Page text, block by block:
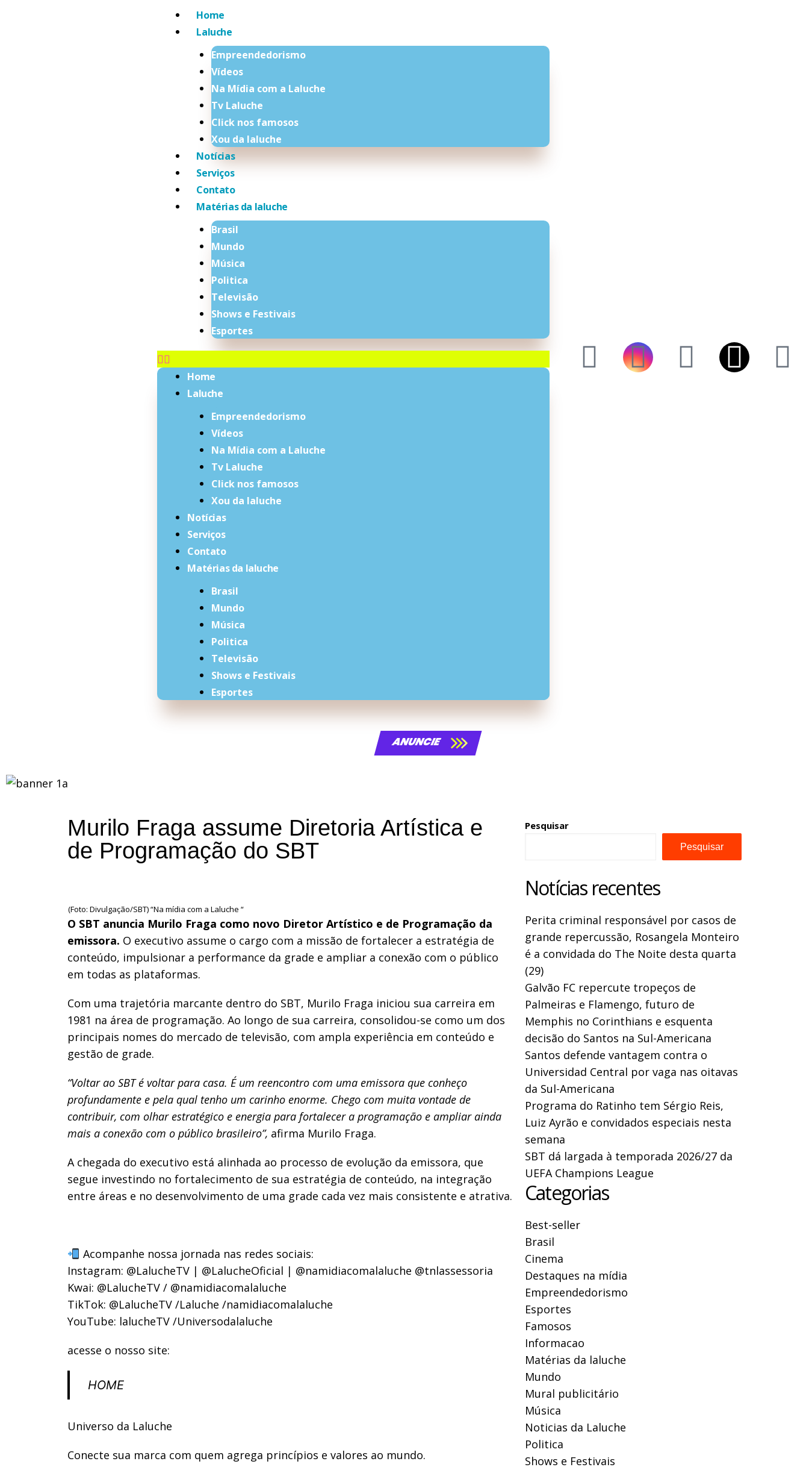
Home
Laluche
Empreendedorismo
Vídeos
Na Mídia com a Laluche
Tv Laluche
Click nos famosos
Xou da laluche
Notícias
Serviços
Contato
Matérias da laluche
Brasil
Mundo
Música
Politica
Televisão
Shows e Festivais
Esportes
Home
Laluche
Empreendedorismo
Vídeos
Na Mídia com a Laluche
Tv Laluche
Click nos famosos
Xou da laluche
Notícias
Serviços
Contato
Matérias da laluche
Brasil
Mundo
Música
Politica
Televisão
Shows e Festivais
Esportes
ANUNCIE
Murilo Fraga assume Diretoria Artística e
de Programação do SBT
(Foto: Divulgação/SBT) “Na mídia com a Laluche “
O SBT anuncia Murilo Fraga como novo Diretor Artístico e de Programação da
emissora. O executivo assume o cargo com a missão de fortalecer a estratégia de
conteúdo, impulsionar a performance da grade e ampliar a conexão com o público
em todas as plataformas.
Com uma trajetória marcante dentro do SBT, Murilo Fraga iniciou sua carreira em
1981 na área de programação. Ao longo de sua carreira, consolidou-se como um dos
principais nomes do mercado de televisão, com ampla experiência em conteúdo e
gestão de grade.
“Voltar ao SBT é voltar para casa. É um reencontro com uma emissora que conheço
profundamente e pela qual tenho um carinho enorme. Chego com muita vontade de
contribuir, com olhar estratégico e energia para fortalecer a programação e ampliar ainda
mais a conexão com o público brasileiro”, afirma Murilo Fraga.
A chegada do executivo está alinhada ao processo de evolução da emissora, que
segue investindo no fortalecimento de sua estratégia de conteúdo, na integração
entre áreas e no desenvolvimento de uma grade cada vez mais consistente e atrativa.
Acompanhe nossa jornada nas redes sociais:
​Instagram: @LalucheTV | @LalucheOficial | @namidiacomalaluche @tnlassessoria
​Kwai: @LalucheTV / @namidiacomalaluche
​TikTok: @LalucheTV /Laluche /namidiacomalaluche
YouTube: lalucheTV /Universodalaluche
acesse o nosso site:
HOME
Universo da Laluche
Conecte sua marca com quem agrega princípios e valores ao mundo.
Pesquisar
Pesquisar
Notícias recentes
Perita criminal responsável por casos de
grande repercussão, Rosangela Monteiro
é a convidada do The Noite desta quarta
(29)
Galvão FC repercute tropeços de
Palmeiras e Flamengo, futuro de
Memphis no Corinthians e esquenta
decisão do Santos na Sul-Americana
Santos defende vantagem contra o
Universidad Central por vaga nas oitavas
da Sul-Americana
Programa do Ratinho tem Sérgio Reis,
Luiz Ayrão e convidados especiais nesta
semana
SBT dá largada à temporada 2026/27 da
UEFA Champions League
Categorias
Best-seller
Brasil
Cinema
Destaques na mídia
Empreendedorismo
Esportes
Famosos
Informacao
Matérias da laluche
Mundo
Mural publicitário
Música
Noticias da Laluche
Politica
Shows e Festivais